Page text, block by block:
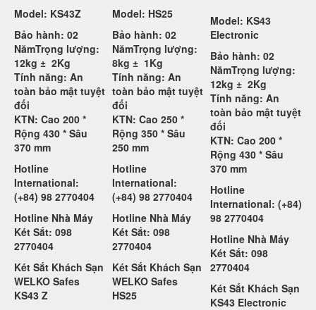
Model: KS43Z
Bảo hành: 02
NămTrọng lượng:
12kg ± 2Kg
Tính năng: An
toàn bảo mật tuyệt
đối
KTN: Cao 200 *
Rộng 430 * Sâu
370 mm
Hotline
International:
(+84) 98 2770404
Hotline Nhà Máy
Két Sắt: 098
2770404
Két Sắt Khách Sạn
WELKO Safes
KS43 Z
Model: HS25
Bảo hành: 02
NămTrọng lượng:
8kg ± 1Kg
Tính năng: An
toàn bảo mật tuyệt
đối
KTN: Cao 250 *
Rộng 350 * Sâu
250 mm
Hotline
International:
(+84) 98 2770404
Hotline Nhà Máy
Két Sắt: 098
2770404
Két Sắt Khách Sạn
WELKO Safes
HS25
Model: KS43
Electronic
Bảo hành: 02
NămTrọng lượng:
12kg ± 2Kg
Tính năng: An
toàn bảo mật tuyệt
đối
KTN: Cao 200 *
Rộng 430 * Sâu
370 mm
Hotline
International: (+84)
98 2770404
Hotline Nhà Máy
Két Sắt: 098
2770404
Két Sắt Khách Sạn
KS43 Electronic